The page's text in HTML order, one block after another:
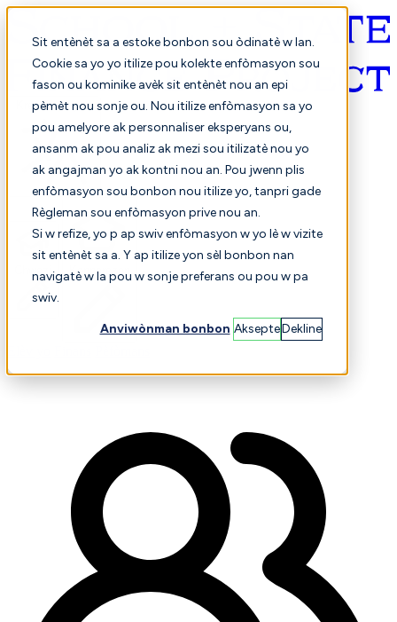
Sit entènèt sa a estoke bonbon sou òdinatè w lan.
Cookie sa yo yo itilize pou kolekte enfòmasyon sou
fason ou kominike avèk sit entènèt nou an epi
pèmèt nou sonje ou. Nou itilize enfòmasyon sa yo
pou amelyore ak personnaliser eksperyans ou,
ansanm ak pou analiz ak mezi sou itilizatè nou yo
ak angajman yo ak kontni nou an. Pou jwenn plis
enfòmasyon sou bonbon nou itilize yo, tanpri gade
Règleman sou enfòmasyon prive nou an.
Si w refize, yo p ap swiv enfòmasyon w yo lè w vizite
sit entènèt sa a. Y ap itilize yon sèl bonbon nan
navigatè w la pou w sonje preferans ou pou w pa
swiv.
Anviwònman bonbon AksepteDekline
Kreyòl ayisyen
Konparezon